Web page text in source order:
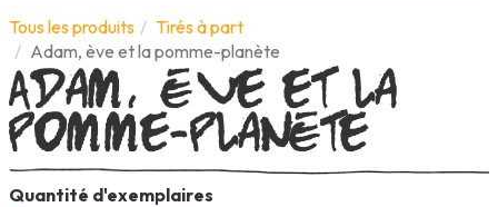
Tous les produits
Tirés à part
Adam, ève et la pomme-planète
Adam, ève et la
pomme-planète
Quantité d'exemplaires